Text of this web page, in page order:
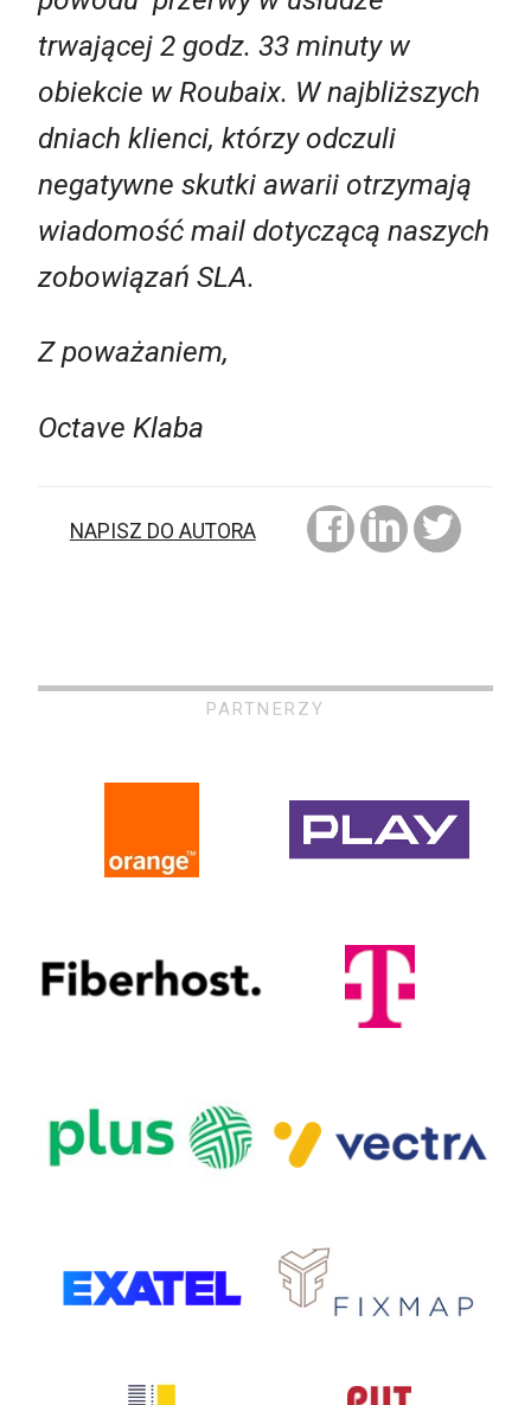
trwającej 2 godz. 33 minuty w
obiekcie w Roubaix. W najbliższych
dniach klienci, którzy odczuli
negatywne skutki awarii otrzymają
wiadomość mail dotyczącą naszych
zobowiązań SLA.
Z poważaniem,
Octave Klaba
NAPISZ DO AUTORA
PARTNERZY